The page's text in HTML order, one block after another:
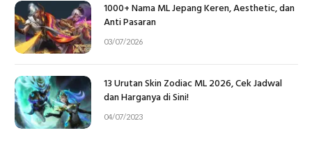
1000+ Nama ML Jepang Keren, Aesthetic, dan
Anti Pasaran
03/07/2026
13 Urutan Skin Zodiac ML 2026, Cek Jadwal
dan Harganya di Sini!
04/07/2023